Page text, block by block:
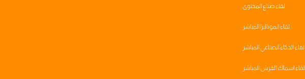
لقاء صناع المحتوى
لقاء الموناليزا المباشر
لقاء الذكاء الصناعي المباشر
لقاء اسماك القرش المباشر